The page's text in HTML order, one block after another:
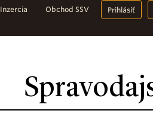
Inzercia Obchod SSV Prihlásiť